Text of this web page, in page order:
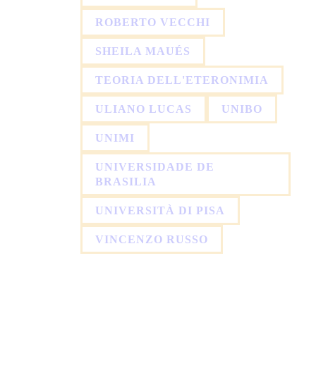
ROBERTO VECCHI
SHEILA MAUÉS
TEORIA DELL'ETERONIMIA
ULIANO LUCAS UNIBO
UNIMI
UNIVERSIDADE DE
BRASILIA
UNIVERSITÀ DI PISA
VINCENZO RUSSO